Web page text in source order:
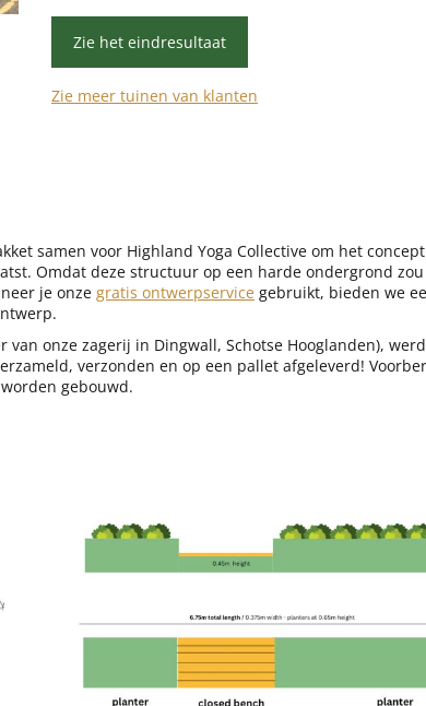
Zie het eindresultaat
Zie meer tuinen van klanten
samen voor Highland Yoga Collective om het
Omdat deze structuur op een harde ondergrond
je onze gratis ontwerpservice gebruikt, bieden we
onze zagerij in Dingwall, Schotse Hooglanden),
verzonden en op een pallet afgeleverd!
gebouwd.